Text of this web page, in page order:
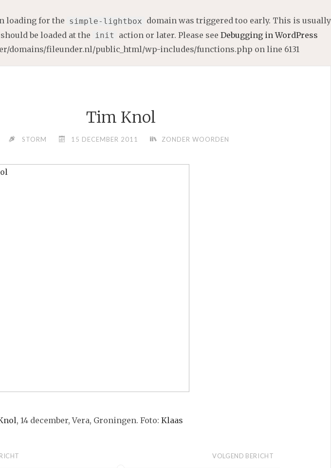
loading for the simple-lightbox domain was triggered too early. This is usually
be loaded at the init action or later. Please see Debugging in WordPress
domains/fileunder.nl/public_html/wp-includes/functions.php on line 6131
Tim Knol
STORM 15 DECEMBER 2011 ZONDER WOORDEN
, 14 december, Vera, Groningen. Foto: Klaas
VOLGEND BERICHT